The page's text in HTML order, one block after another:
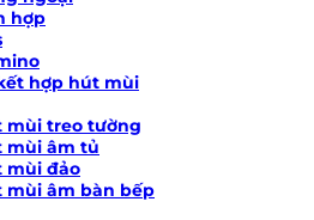
hợp
hợp hút mùi
mùi treo tường
mùi âm tủ
mùi đảo
mùi âm bàn bếp